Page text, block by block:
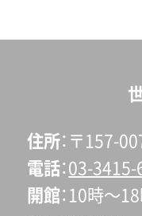
覧会
山
会
百貨
トメ
断面
装飾
社
ゲー
島屋
を迎
氏に
と美
住所 〒157-
電話 03-3415-
開館 10時〜